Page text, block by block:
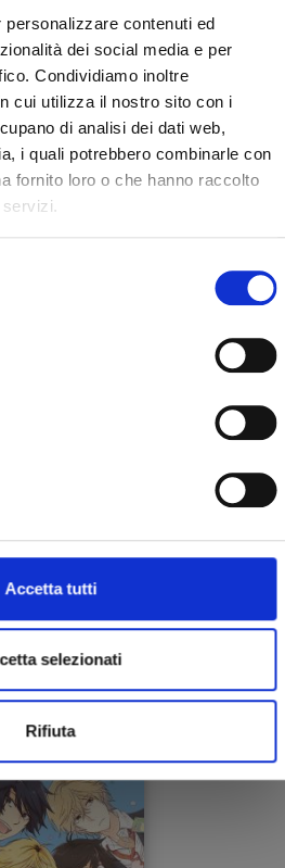
contenuti ed
dei social media e per
Condividiamo inoltre
cui utilizza il nostro sito con i
di analisi dei dati web,
i quali potrebbero combinarle con
fornito loro o che hanno raccolto
Accetta tutti
selezionati
Rifiuta
MY HERO n. 8
10/2021